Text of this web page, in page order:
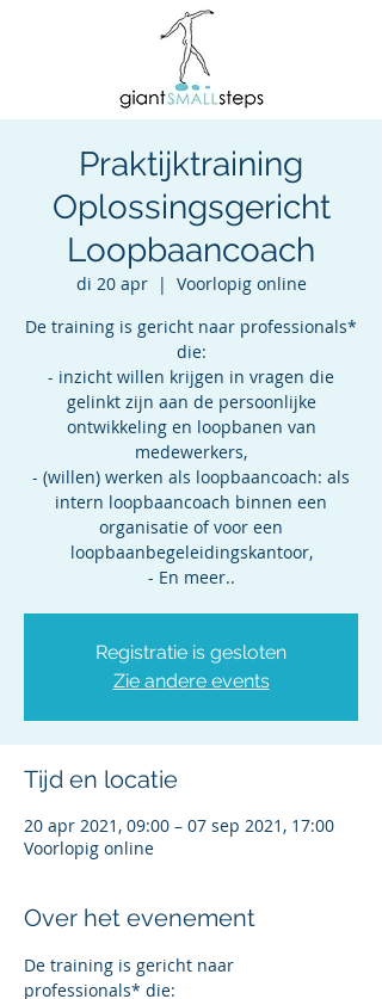
Praktijktraining
Oplossingsgericht
Loopbaancoach
di 20 apr
  |
Voorlopig online
De training is gericht naar professionals*
die:
- inzicht willen krijgen in vragen die
gelinkt zijn aan de persoonlijke
ontwikkeling en loopbanen van
medewerkers,
- (willen) werken als loopbaancoach: als
intern loopbaancoach binnen een
organisatie of voor een
loopbaanbegeleidingskantoor,
- En meer..
Registratie is gesloten
Zie andere events
Tijd en locatie
20 apr 2021, 09:00 – 07 sep 2021, 17:00
Voorlopig online
Over het evenement
De training is gericht naar
professionals* die: